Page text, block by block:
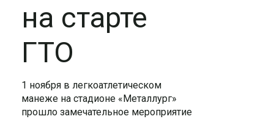
на старте
ГТО
1 ноября в легкоатлетическом
манеже на стадионе «Металлург»
прошло замечательное мероприятие